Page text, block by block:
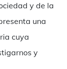
y de la
una
cuya
y